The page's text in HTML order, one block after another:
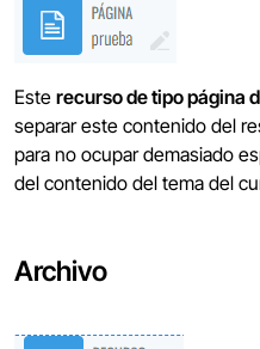
Este recurso de tipo página
separar este contenido del
para no ocupar demasiado
del contenido del tema del
Archivo